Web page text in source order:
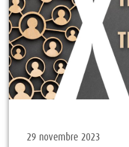
29 novembre 2023